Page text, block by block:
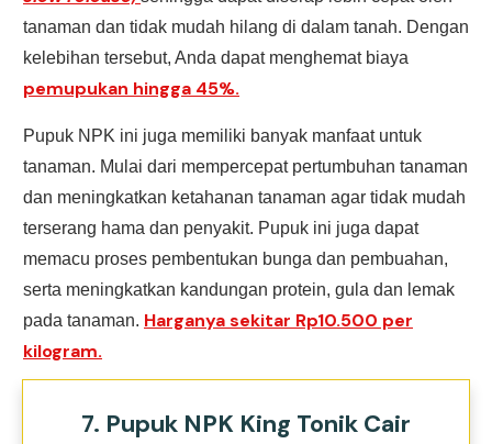
tanaman dan tidak mudah hilang di dalam tanah. Dengan
kelebihan tersebut, Anda dapat menghemat biaya
pemupukan hingga 45%.
Pupuk NPK ini juga memiliki banyak manfaat untuk
tanaman. Mulai dari mempercepat pertumbuhan tanaman
dan meningkatkan ketahanan tanaman agar tidak mudah
terserang hama dan penyakit. Pupuk ini juga dapat
memacu proses pembentukan bunga dan pembuahan,
serta meningkatkan kandungan protein, gula dan lemak
pada tanaman. Harganya sekitar Rp10.500 per
kilogram.
7. Pupuk NPK King Tonik Cair